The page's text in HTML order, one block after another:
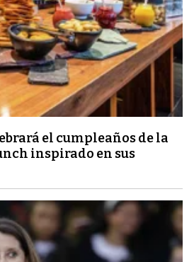
el cumpleaños de la
inspirado en sus